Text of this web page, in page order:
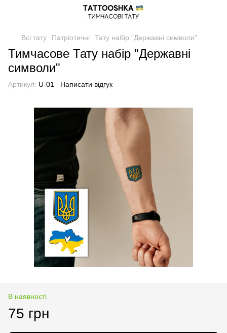
Всі тату Патріотичні Тату набір "Державні символи"
Тимчасове Тату набір "Державні
символи"
Артикул: U-01 Написати відгук
В наявності
75 грн